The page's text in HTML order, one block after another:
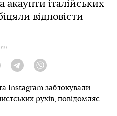
акаунти італійських
відповісти
Twitter Telegram
Instagram заблокували
рухів, повідомляє